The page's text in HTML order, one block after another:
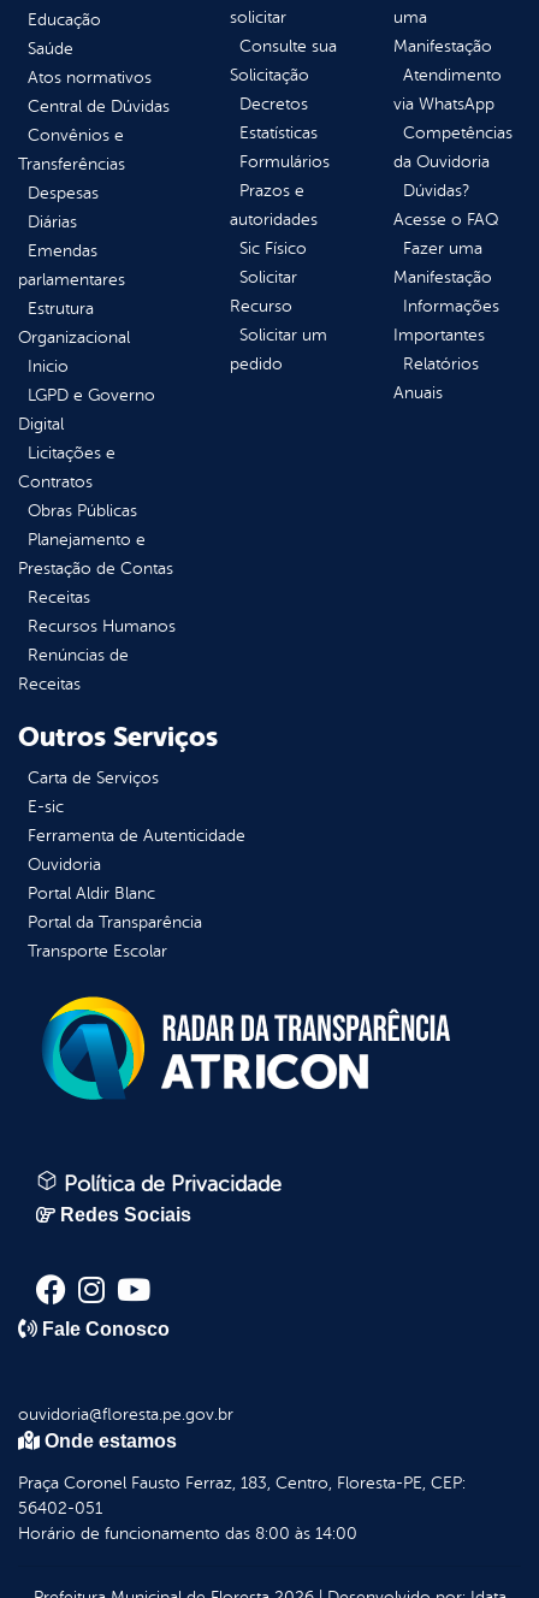
Educação
Saúde
Atos normativos
Central de Dúvidas
Convênios e
Transferências
Despesas
Diárias
Emendas
parlamentares
Estrutura
Organizacional
Inicio
LGPD e Governo
Digital
Licitações e
Contratos
Obras Públicas
Planejamento e
Prestação de Contas
Receitas
Recursos Humanos
Renúncias de
Receitas
solicitar
Consulte sua
Solicitação
Decretos
Estatísticas
Formulários
Prazos e
autoridades
Sic Físico
Solicitar
Recurso
Solicitar um
pedido
uma
Manifestação
Atendimento
via WhatsApp
Competências
da Ouvidoria
Dúvidas?
Acesse o FAQ
Fazer uma
Manifestação
Informações
Importantes
Relatórios
Anuais
Outros Serviços
Carta de Serviços
E-sic
Ferramenta de Autenticidade
Ouvidoria
Portal Aldir Blanc
Portal da Transparência
Transporte Escolar
Política de Privacidade
Redes Sociais
Fale Conosco
ouvidoria@floresta.pe.gov.br
Onde estamos
Praça Coronel Fausto Ferraz, 183, Centro, Floresta-PE, CEP:
56402-051
Horário de funcionamento das 8:00 às 14:00